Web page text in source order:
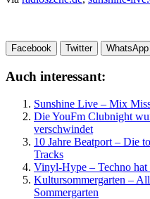
Facebook Twitter WhatsApp
Auch interessant:
Sunshine Live – Mix
Die YouFm Clubnight
verschwindet
10 Jahre Beatport – Die
Tracks
Vinyl-Hype – Techno hat
Kultursommergarten –
Sommergarten